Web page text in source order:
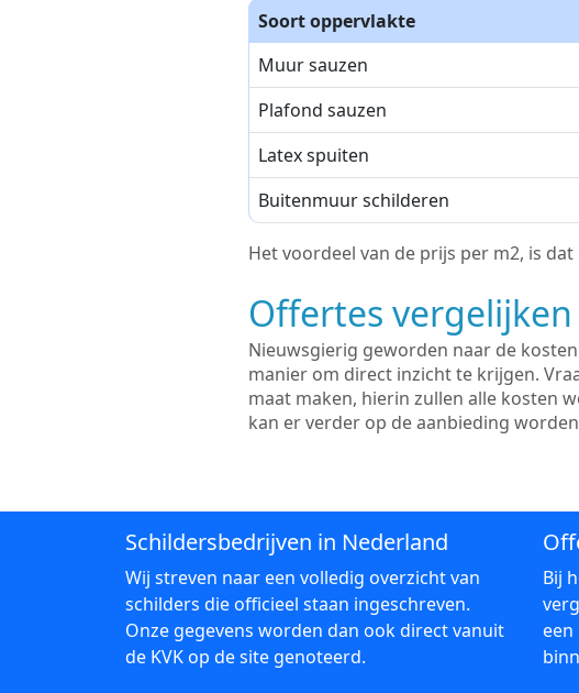
Soort oppervlakte
Muur sauzen
Plafond sauzen
Latex spuiten
Buitenmuur schilderen
Het voordeel van de prijs per m2, is
Offertes vergelijken
Nieuwsgierig geworden naar de
manier om direct inzicht te krijgen.
maat maken, hierin zullen alle kosten
kan er verder op de aanbieding
Schildersbedrijven in Nederland
Wij streven naar een volledig overzicht van
schilders die officieel staan ingeschreven.
Onze gegevens worden dan ook direct vanuit
de KVK op de site genoteerd.
Bij
een